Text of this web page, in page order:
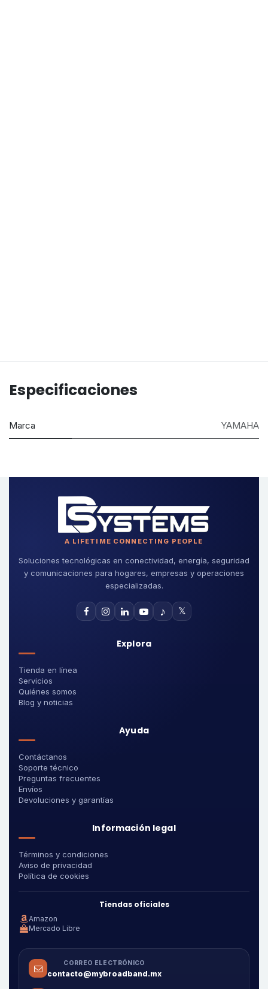
Especificaciones
Marca YAMAHA
A LIFETIME CONNECTING PEOPLE
Soluciones tecnológicas en conectividad, energía, seguridad
y comunicaciones para hogares, empresas y operaciones
especializadas.
♪ 𝕏
Explora
Tienda en línea
Servicios
Quiénes somos
Blog y noticias
Ayuda
Contáctanos
Soporte técnico
Preguntas frecuentes
Envíos
Devoluciones y garantías
Información legal
Términos y condiciones
Aviso de privacidad
Política de cookies
Tiendas oficiales
Amazon
Mercado Libre
CORREO ELECTRÓNICO
contacto@mybroadband.mx